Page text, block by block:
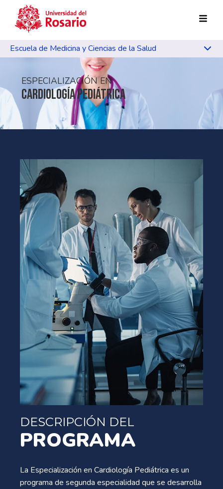
Pasar al contenido principal
Escuela de Medicina y Ciencias de la Salud
ESPECIALIZACIÓN EN
CARDIOLOGÍA PEDIÁTRICA
DESCRIPCIÓN DEL
PROGRAMA
La Especialización en Cardiología Pediátrica es un
programa de segunda especialidad que se desarrolla